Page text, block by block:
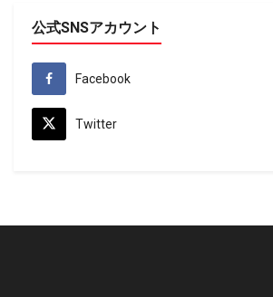
公式SNSアカウント
Facebook
Twitter